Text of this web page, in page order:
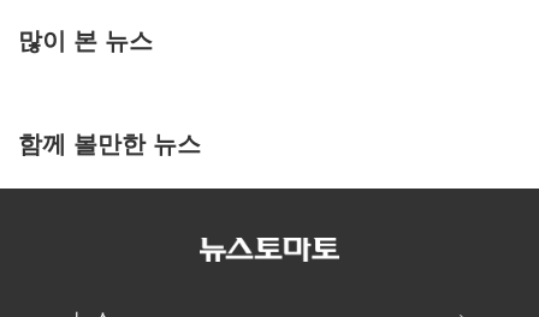
많이 본 뉴스
함께 볼만한 뉴스